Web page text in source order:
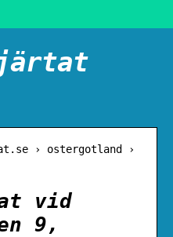
› ostergotland ›
vid
9,